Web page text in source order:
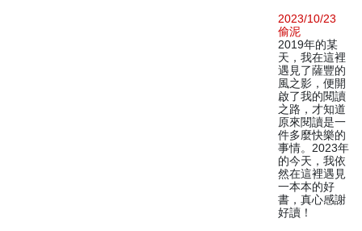
2023/10/23
偷泥
2019年的某
天，我在這裡
遇見了薩豐的
風之影，便開
啟了我的閱讀
之路，才知道
原來閱讀是一
件多麼快樂的
事情。2023年
的今天，我依
然在這裡遇見
一本本的好
書，真心感謝
好讀！